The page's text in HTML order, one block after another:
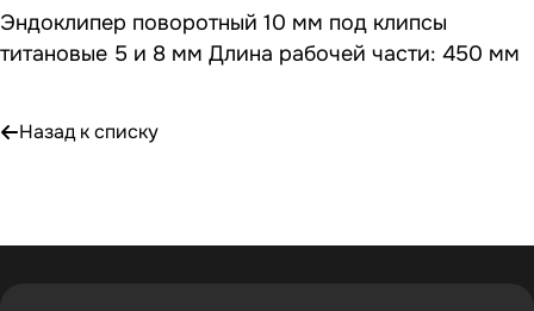
Эндоклипер поворотный 10 мм под клипсы
титановые 5 и 8 мм Длина рабочей части: 450 мм
Назад к списку